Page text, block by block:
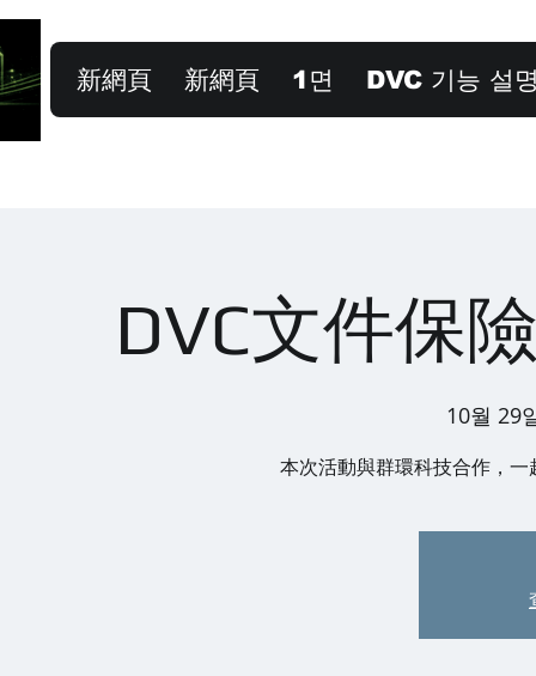
新網頁 新網頁 1면 DVC 기능 설
DVC文件保
10월 29
本次活動與群環科技合作，